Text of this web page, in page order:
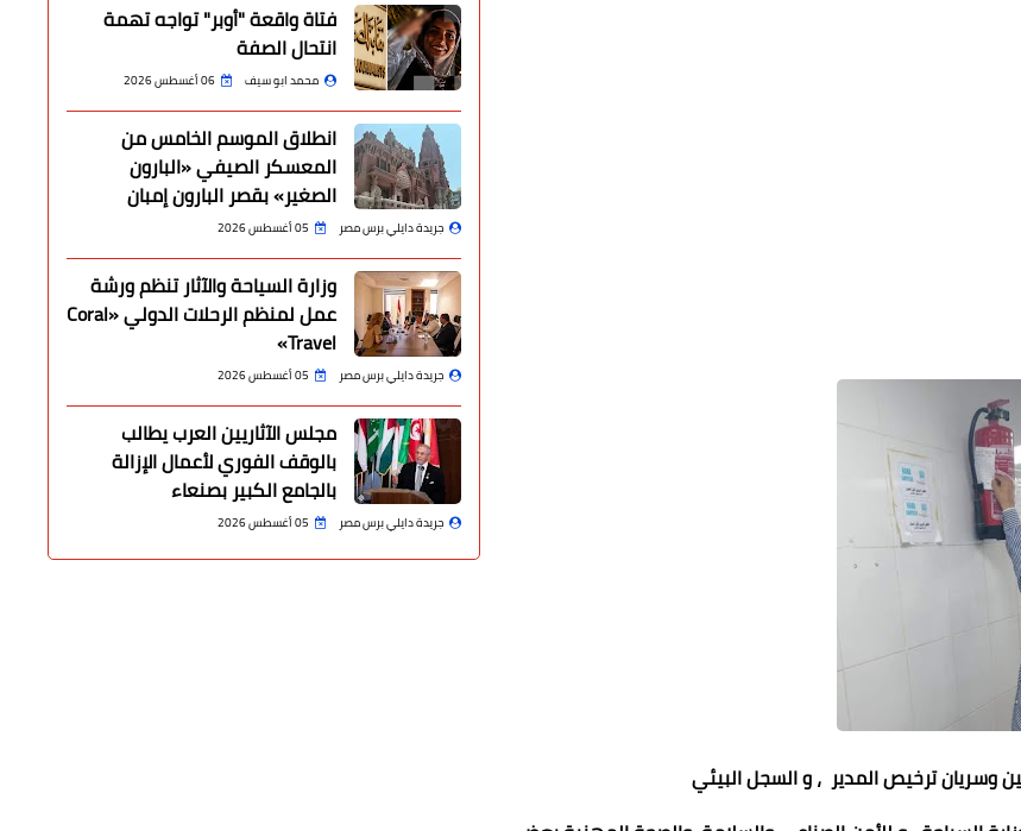
وسريان ترخيص المدير ، و السجل البيئي
فتاة واقعة "أوبر" تواجه تهمة
انتحال الصفة
محمد ابو سيف 06 أغسطس 2026
انطلاق الموسم الخامس من
المعسكر الصيفي «البارون
الصغير» بقصر البارون إمبان
جريدة دايلي برس مصر 05 أغسطس 2026
وزارة السياحة والآثار تنظم ورشة
عمل لمنظم الرحلات الدولي «Coral
Travel»
جريدة دايلي برس مصر 05 أغسطس 2026
مجلس الآثاريين العرب يطالب
بالوقف الفوري لأعمال الإزالة
بالجامع الكبير بصنعاء
جريدة دايلي برس مصر 05 أغسطس 2026